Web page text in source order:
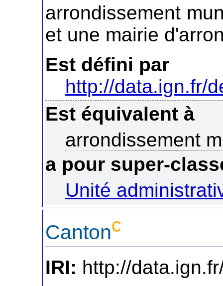
arrondissement
et une mairie
Est défini par
http://data.ign.fr/
Est équivalent à
arrondissement
a pour super-
Unité
Cantonc
IRI: http://